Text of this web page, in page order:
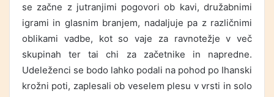
se začne z jutranjimi pogovori ob kavi, družabnimi
igrami in glasnim branjem, nadaljuje pa z različnimi
oblikami vadbe, kot so vaje za ravnotežje v več
skupinah ter tai chi za začetnike in napredne.
Udeleženci se bodo lahko podali na pohod po Ihanski
krožni poti, zaplesali ob veselem plesu v vrsti in solo